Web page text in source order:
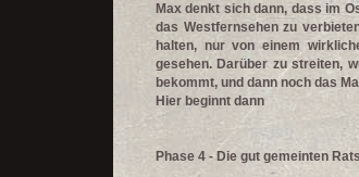
Max denkt sich dann, dass im
das Westfernsehen zu
halten, nur von einem
gesehen. Darüber zu streiten,
bekommt, und dann noch das
Hier beginnt dann
Phase 4 - Die gut gemeinten